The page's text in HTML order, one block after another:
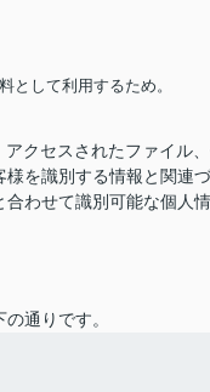
として利用するため。
クセスされたファイル
を識別する情報と関連
わせて識別可能な個人
通りです。